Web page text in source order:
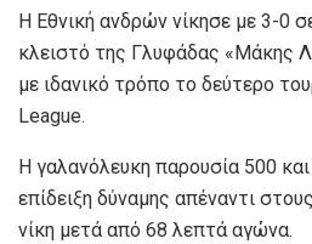
Η Εθνική ανδρών νίκησε με 3-0
κλειστό της Γλυφάδας «Μάκης
με ιδανικό τρόπο το δεύτερο
League.
Η γαλανόλευκη παρουσία 500
επίδειξη δύναμης απέναντι
νίκη μετά από 68 λεπτά αγώνα.